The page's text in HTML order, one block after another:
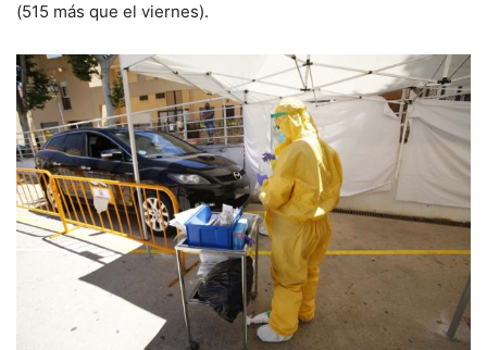
(515 más que el viernes).